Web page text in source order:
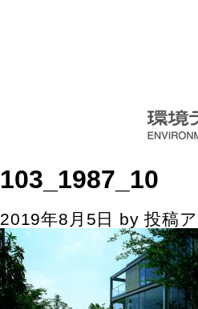
103_1987_10
2019年8月5日 by投稿